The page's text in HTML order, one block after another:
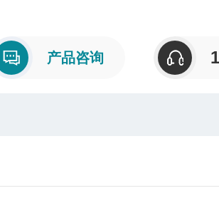
产品咨询